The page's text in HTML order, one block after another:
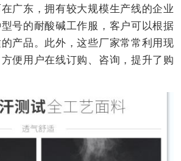
广东，拥有较大规模生产线的企业
号的耐酸碱工作服，客户可以根据
产品。此外，这些厂家常常利用现
便用户在线订购、咨询，提升了购